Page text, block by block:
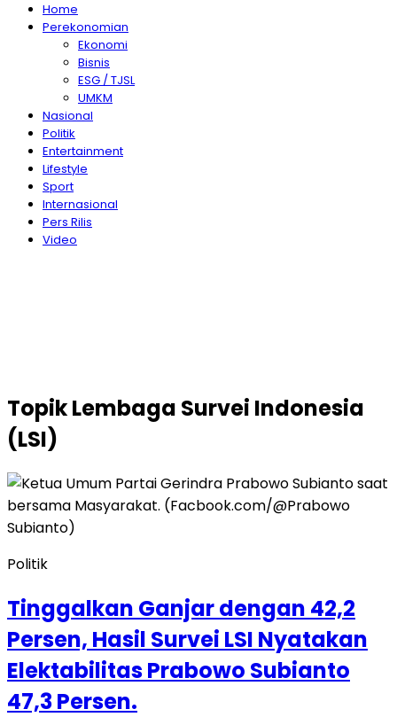
Home
Perekonomian
Ekonomi
Bisnis
ESG / TJSL
UMKM
Nasional
Politik
Entertainment
Lifestyle
Sport
Internasional
Pers Rilis
Video
TopikLembaga Survei Indonesia
(LSI)
Politik
Tinggalkan Ganjar dengan 42,2
Persen, Hasil Survei LSI Nyatakan
Elektabilitas Prabowo Subianto
47,3 Persen.